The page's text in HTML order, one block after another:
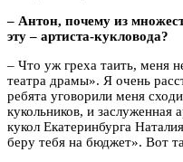
– Антон, почему из
эту – артиста-кукловода?
– Что уж греха таить, меня
театра драмы». Я очень
ребята уговорили меня
кукольников, и заслуженная
кукол Екатеринбурга
беру тебя на бюджет». Вот